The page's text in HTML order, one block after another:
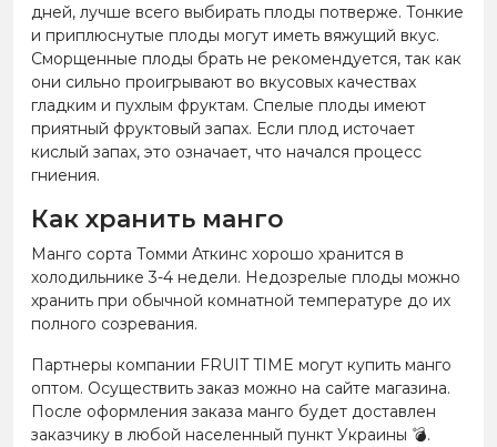
дней, лучше всего выбирать плоды потверже. Тонкие
и приплюснутые плоды могут иметь вяжущий вкус.
Сморщенные плоды брать не рекомендуется, так как
они сильно проигрывают во вкусовых качествах
гладким и пухлым фруктам. Спелые плоды имеют
приятный фруктовый запах. Если плод источает
кислый запах, это означает, что начался процесс
гниения.
Как хранить манго
Манго сорта Томми Аткинс хорошо хранится в
холодильнике 3-4 недели. Недозрелые плоды можно
хранить при обычной комнатной температуре до их
полного созревания.
Партнеры компании FRUIT TIME могут купить манго
оптом. Осуществить заказ можно на сайте магазина.
После оформления заказа манго будет доставлен
заказчику в любой населенный пункт Украины 💣.